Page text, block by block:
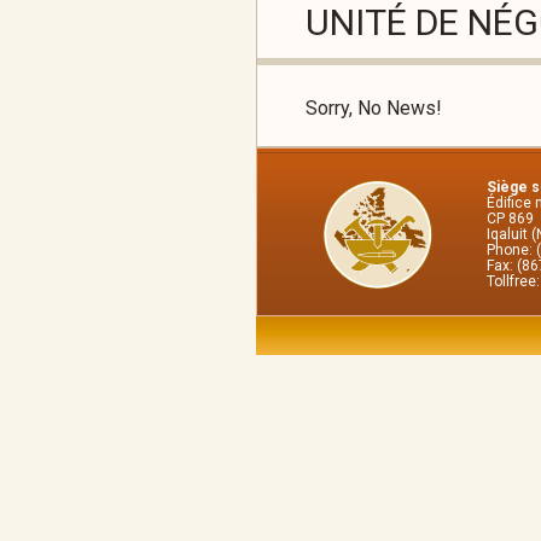
UNITÉ DE
Sorry, No News!
Siège
Édifice
CP 869
Iqaluit
Phone:
Fax: